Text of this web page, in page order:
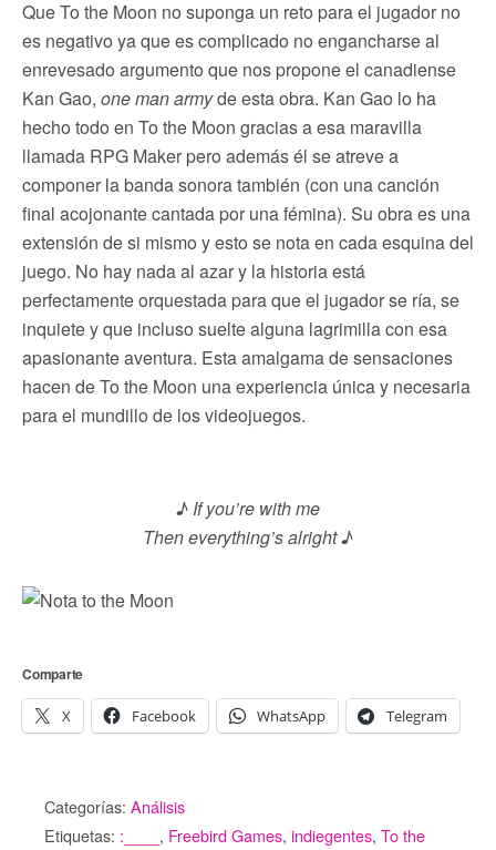
Que To the Moon no suponga un reto para el jugador no
es negativo ya que es complicado no engancharse al
enrevesado argumento que nos propone el canadiense
Kan Gao, one man armyde esta obra. Kan Gao lo ha
hecho todo en To the Moon gracias a esa maravilla
llamada RPG Maker pero además él se atreve a
componer la banda sonora también (con una canción
final acojonante cantada por una fémina). Su obra es una
extensión de si mismo y esto se nota en cada esquina del
juego. No hay nada al azar y la historia está
perfectamente orquestada para que el jugador se ría, se
inquiete y que incluso suelte alguna lagrimilla con esa
apasionante aventura. Esta amalgama de sensaciones
hacen de To the Moon una experiencia única y necesaria
para el mundillo de los videojuegos.
♪ If you’re with me
Then everything’s alright ♪
Comparte
X Facebook WhatsApp Telegram
Categorías: Análisis
Etiquetas: :____ , Freebird Games, indiegentes, To the